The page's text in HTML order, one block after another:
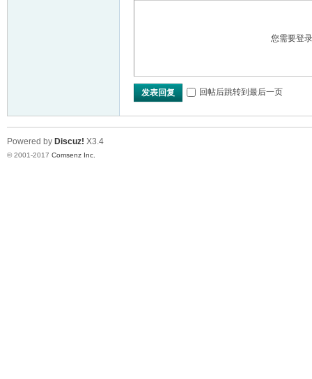
您需要登
发表回复 回帖后跳转到最后一页
Powered by Discuz! X3.4
© 2001-2017 Comsenz Inc.